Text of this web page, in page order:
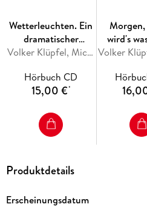
Wetterleuchten. Ein
dramatischer
Zwischenfall für Volker Klüpfel, Michael Kobr
Hörbuch CD
15,00 €*
wird's
Produktdetails
Erscheinungsdatum